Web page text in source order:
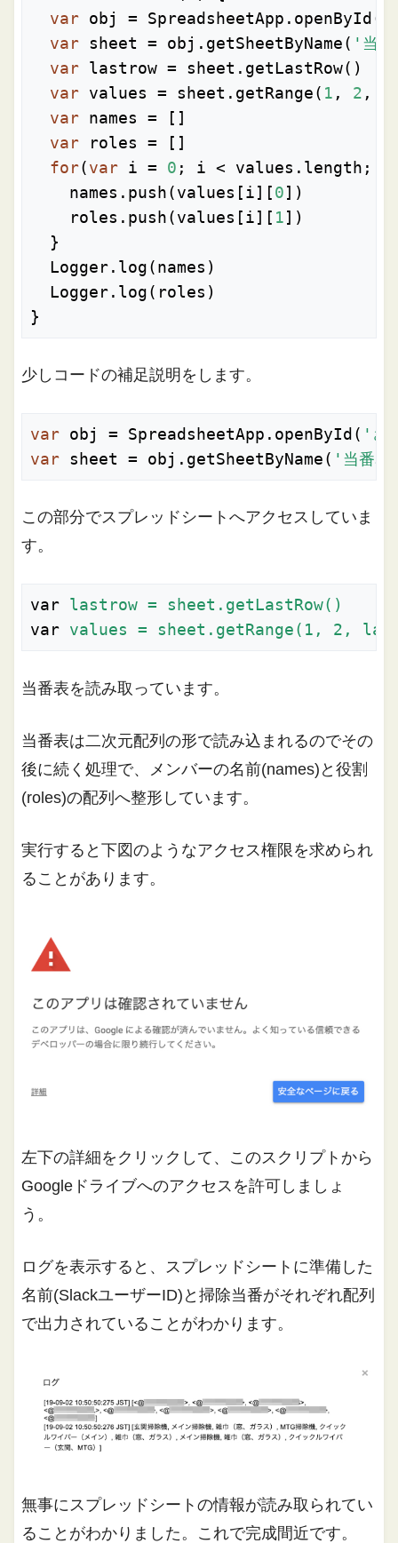
var obj = SpreadsheetApp.openById(
var sheet = obj.getSheetByName( '当番
var lastrow = sheet.getLastRow()
var values = sheet.getRange( 1 , 2 ,
var names = []
var roles = []
for(var i = 0 ; i < values.length;
    names.push(values[i][
0])
    roles.push(values[i][
1])
  }
  Logger.log(names)
  Logger.log(roles)
}
少しコードの補足説明をします。
var obj = SpreadsheetApp.openById( 'さ
var sheet = obj.getSheetByName( '当番表
この部分でスプレッドシートへアクセスしていま
す。
var lastrow = sheet.getLastRow()
var values = sheet.getRange(1, 2,
当番表を読み取っています。
当番表は二次元配列の形で読み込まれるのでその
後に続く処理で、メンバーの名前(names)と役割
(roles)の配列へ整形しています。
実行すると下図のようなアクセス権限を求められ
ることがあります。
左下の詳細をクリックして、このスクリプトから
Googleドライブへのアクセスを許可しましょ
う。
ログを表示すると、スプレッドシートに準備した
名前(SlackユーザーID)と掃除当番がそれぞれ配列
で出力されていることがわかります。
無事にスプレッドシートの情報が読み取られてい
ることがわかりました。これで完成間近です。